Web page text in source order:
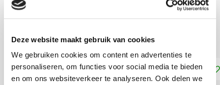
Deze website maakt gebruik van cookies
We gebruiken cookies om content en advertenties te
personaliseren, om functies voor social media te bieden
en om ons websiteverkeer te analyseren. Ook delen we
DIRECT LEVERBAAR
Toevoegen aan winkelwagen